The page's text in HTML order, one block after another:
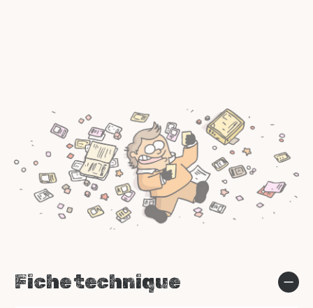
Fiche technique